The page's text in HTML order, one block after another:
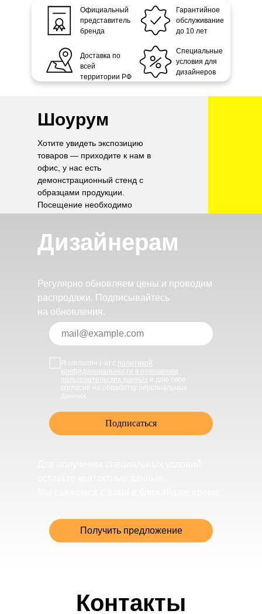
Официальный
представитель
бренда
Доставка по
всей
территории РФ
Гарантийное
обслуживание
до 10 лет
Специальные
условия для
дизайнеров
Шоурум
Хотите увидеть экспозицию
товаров — приходите к нам в
офис, у нас есть
демонстрационный стенд с
образцами продукции.
Посещение необходимо
Дизайнерам
Регулярно обновляем цены и проводим
распродажи. Подписывайтесь
на обновления.
Я согласен (-а) с политикой
конфиденциальности в отношении
пользовательских данных и даю свое
согласие на обработку персональных
данных
Подписаться
Получить предложение
Контакты